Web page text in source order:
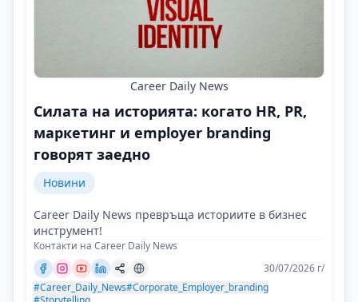
Career Daily News
Силата на историята: когато HR, PR,
маркетинг и employer branding
говорят заедно
Новини
Career Daily News превръща историите в бизнес
инструмент!
Контакти на Career Daily News
30/07/2026 г/
#Career_Daily_News#Corporate_Employer_branding